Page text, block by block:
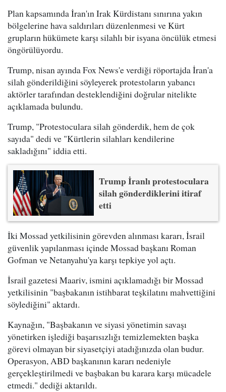
Plan kapsamında İran'ın Irak Kürdistanı sınırına yakın
bölgelerine hava saldırıları düzenlenmesi ve Kürt
grupların hükümete karşı silahlı bir isyana öncülük etmesi
öngörülüyordu.
Trump, nisan ayında Fox News'e verdiği röportajda İran'a
silah gönderildiğini söyleyerek protestoların yabancı
aktörler tarafından desteklendiğini doğrular nitelikte
açıklamada bulundu.
Trump, "Protestoculara silah gönderdik, hem de çok
sayıda" dedi ve "Kürtlerin silahları kendilerine
sakladığını" iddia etti.
Trump İranlı protestoculara
silah gönderdiklerini itiraf
etti
İki Mossad yetkilisinin görevden alınması kararı, İsrail
güvenlik yapılanması içinde Mossad başkanı Roman
Gofman ve Netanyahu'ya karşı tepkiye yol açtı.
İsrail gazetesi Maariv, ismini açıklamadığı bir Mossad
yetkilisinin "başbakanın istihbarat teşkilatını mahvettiğini
söylediğini" aktardı.
Kaynağın, "Başbakanın ve siyasi yönetimin savaşı
yönetirken işlediği başarısızlığı temizlemekten başka
görevi olmayan bir siyasetçiyi atadığınızda olan budur.
Operasyon, ABD başkanının kararı nedeniyle
gerçekleştirilmedi ve başbakan bu karara karşı mücadele
etmedi." dediği aktarıldı.